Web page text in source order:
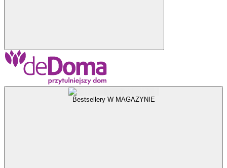
Bestsellery W MAGAZYNIE